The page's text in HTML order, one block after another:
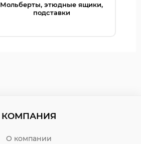
Мольберты, этюдные ящики,
подставки
КОМПАНИЯ
О компании